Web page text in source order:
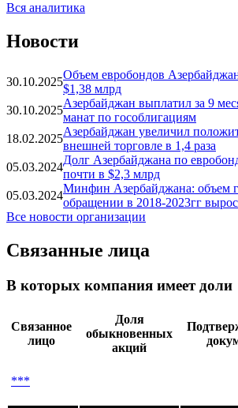
Вся аналитика
Новости
30.10.2025
Объем евробондов
$1,38 млрд
30.10.2025
Азербайджан выплатил за 9
манат по гособлигациям
18.02.2025
Азербайджан увеличил
внешней торговле в 1,4 раза
05.03.2024
Долг Азербайджана по
почти в $2,3 млрд
05.03.2024
Минфин Азербайджана: объем
обращении в 2018-2023гг
Все новости организации
Связанные лица
В которых компания имеет доли
Связанное
лицо
Доля
обыкновенных
акций
***